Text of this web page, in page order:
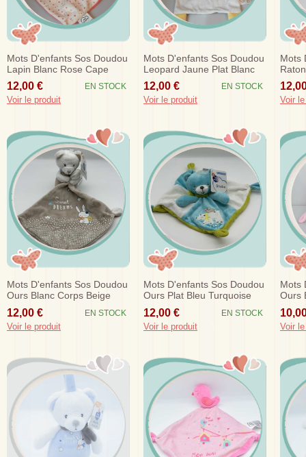
Mots D'enfants Sos Doudou
Lapin Blanc Rose Cape
Mouchoir Etoiles
12,00 € EN STOCK
Voir le produit
Mots D'enfants Sos Doudou
Leopard Jaune Plat Blanc
12,00 € EN STOCK
Voir le produit
Mots
Voir
Mots D'enfants Sos Doudou
Ours Blanc Corps Beige
Mouchoir Fluorescent
12,00 € EN STOCK
Voir le produit
Mots D'enfants Sos Doudou
Ours Plat Bleu Turquoise
Balnc Vert
12,00 € EN STOCK
Voir le produit
Mots
Ours
Voir